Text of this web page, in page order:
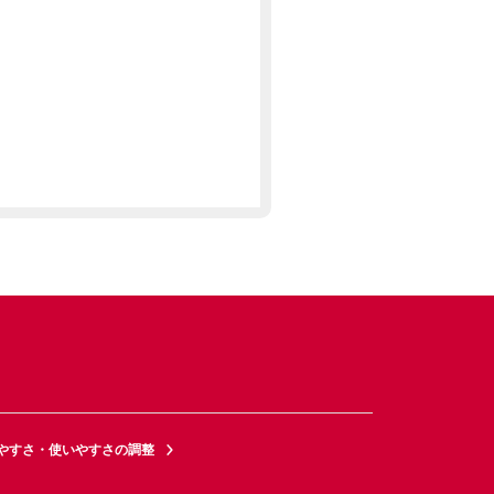
すさ・使いやすさの調整